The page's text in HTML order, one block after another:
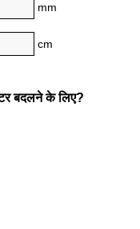
mm
cm
बदलने के लिए?